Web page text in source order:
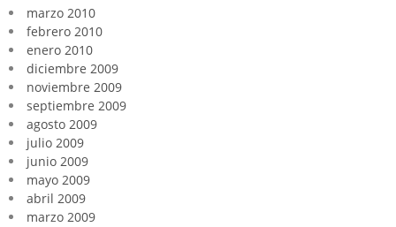
marzo 2010
febrero 2010
enero 2010
diciembre 2009
noviembre 2009
septiembre 2009
agosto 2009
julio 2009
junio 2009
mayo 2009
abril 2009
marzo 2009